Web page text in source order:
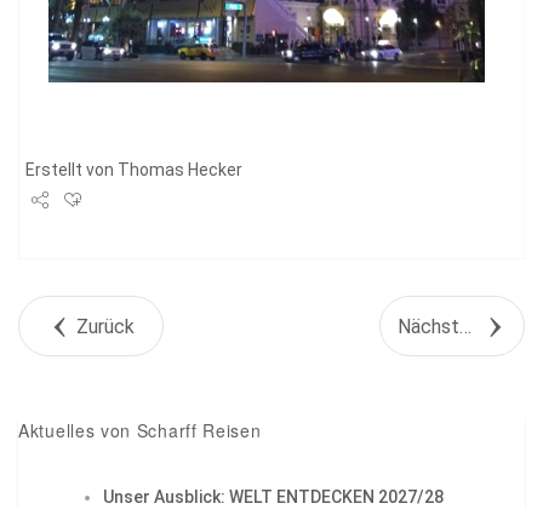
Erstellt von Thomas Hecker
+1Zurück Nächstes Objekt
Aktuelles von Scharff Reisen
Unser Ausblick: WELT ENTDECKEN 2027/28